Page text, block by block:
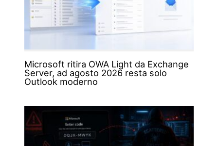
Microsoft ritira OWA Light da Exchange
Server, ad agosto 2026 resta solo
Outlook moderno